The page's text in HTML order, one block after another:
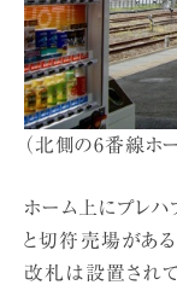
（北側の6番線ホー
ホーム上にプレ
と切符売場がある
改札は設置され